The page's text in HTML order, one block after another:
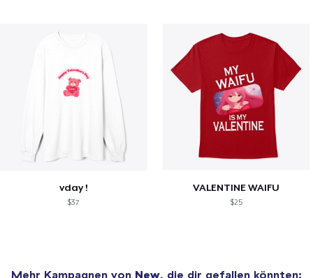
vday !
$37
VALENTINE WAIFU
$25
Mehr Kampagnen von New, die dir gefallen könnten: